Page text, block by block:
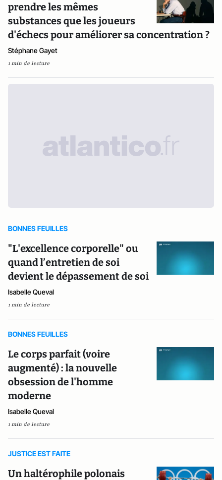
prendre les mêmes
substances que les joueurs
d'échecs pour améliorer sa concentration ?
Stéphane Gayet
1 min de lecture
BONNES FEUILLES
"L'excellence corporelle" ou
quand l’entretien de soi
devient le dépassement de soi
Isabelle Queval
1 min de lecture
BONNES FEUILLES
Le corps parfait (voire
augmenté) : la nouvelle
obsession de l'homme
moderne
Isabelle Queval
1 min de lecture
JUSTICE EST FAITE
Un haltérophile polonais